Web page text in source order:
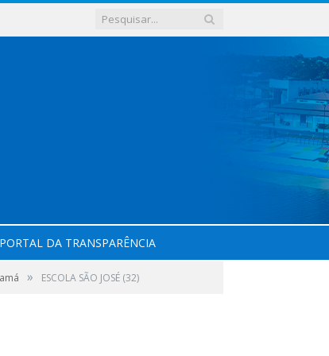
PORTAL DA TRANSPARÊNCIA
» ESCOLA SÃO JOSÉ (32)